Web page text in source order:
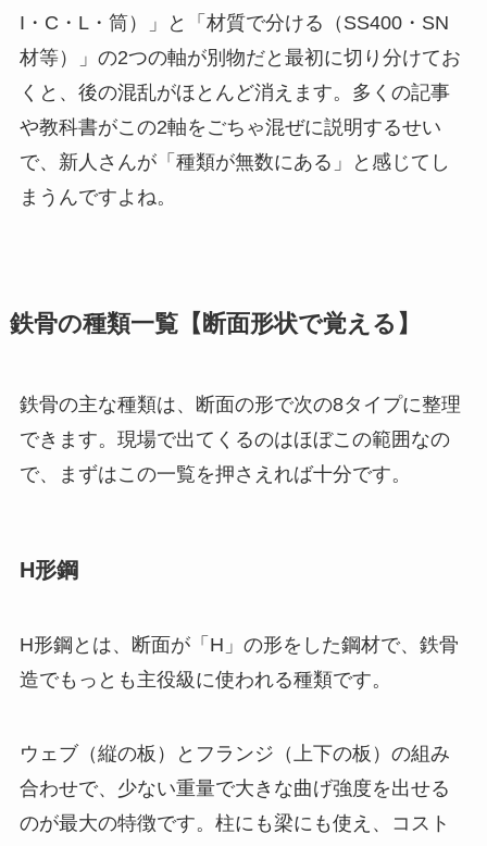
I・C・L・筒）」と「材質で分ける（SS400・SN
材等）」の2つの軸が別物だと最初に切り分けてお
くと、後の混乱がほとんど消えます。多くの記事
や教科書がこの2軸をごちゃ混ぜに説明するせい
で、新人さんが「種類が無数にある」と感じてし
まうんですよね。
鉄骨の種類一覧【断面形状で覚える】
鉄骨の主な種類は、断面の形で次の8タイプに整理
できます。現場で出てくるのはほぼこの範囲なの
で、まずはこの一覧を押さえれば十分です。
H形鋼
H形鋼とは、断面が「H」の形をした鋼材で、鉄骨
造でもっとも主役級に使われる種類です。
ウェブ（縦の板）とフランジ（上下の板）の組み
合わせで、少ない重量で大きな曲げ強度を出せる
のが最大の特徴です。柱にも梁にも使え、コスト